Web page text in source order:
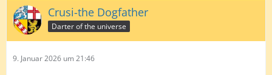
Crusi-the Dogfather
Darter of the universe
9. Januar 2026 um 21:46